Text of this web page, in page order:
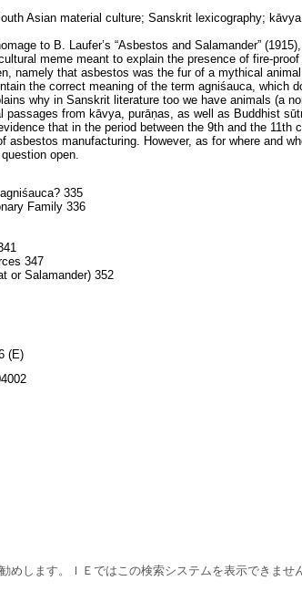
Asian material culture; Sanskrit lexicography;
to B. Laufer’s “Asbestos and Salamander”
meme meant to explain the presence of fire-
namely that asbestos was the fur of a mythical
the correct meaning of the term agniśauca, which
why in Sanskrit literature too we have animals (a
passages from kāvya, purāṇas, as well as Buddhist
that in the period between the 9th and the 11th
asbestos manufacturing. However, as for where and
open.
335
Family 336
347
or Salamander) 352
(E)
めします。ＩＥではこの検索システムを表示できません